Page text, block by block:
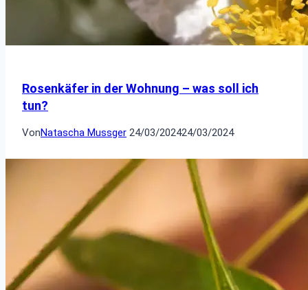
Rosenkäfer in der Wohnung – was soll ich
tun?
VonNatascha Mussger 24/03/202424/03/2024